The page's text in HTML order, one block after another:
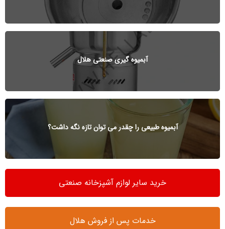
آبمیوه گیری صنعتی هلال
آبمیوه طبیعی را چقدر می توان تازه نگه داشت؟
خرید سایر لوازم آشپزخانه صنعتی
خدمات پس از فروش هلال